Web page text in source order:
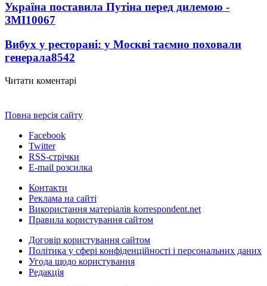
Україна поставила Путіна перед дилемою -
ЗМІ10067
Вибух у ресторані: у Москві таємно поховали
генерала8542
Читати коментарі
Повна версія сайту
Facebook
Twitter
RSS-стрічки
E-mail розсилка
Контакти
Реклама на сайті
Використання матеріалів korrespondent.net
Правила користування сайтом
Договір користування сайтом
Політика у сфері конфіденційності і персональних даних
Угода щодо користування
Редакція